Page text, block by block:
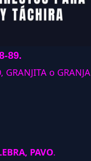
89.
o GRANJA
PAVO.